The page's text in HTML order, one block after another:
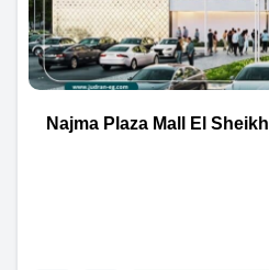
مول نجمة بلازا الشيخ زايد Najma Plaza Mall El Sheikh